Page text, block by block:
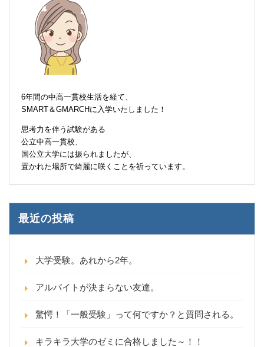
6年間の中高一貫校生活を経て、
SMART＆GMARCHに入学いたしました！
思考力を伴う試験がある
公立中高一貫校、
国公立大学には振られましたが、
置かれた場所で綺麗に咲くことを祈っています。
最近の投稿
大学受験。あれから2年。
アルバイトが決まらない友達。
驚愕！「一般受験」って何ですか？と質問される。
キラキラ大学のゼミに合格しました～！！